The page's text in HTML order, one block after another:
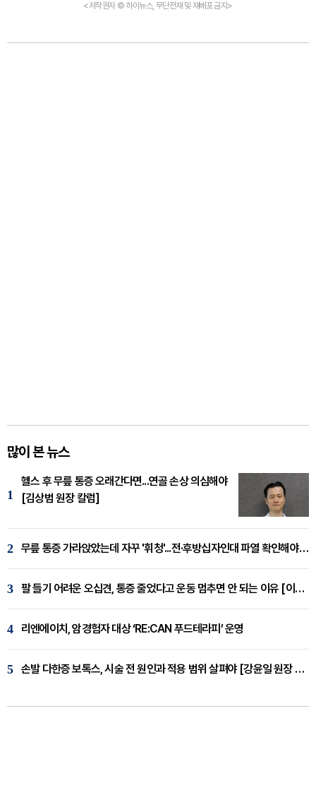
<저작권자 © 하이뉴스, 무단전재 및 재배포 금지>
많이 본 뉴스
1
헬스 후 무릎 통증 오래간다면...연골 손상 의심해야
[김상범 원장 칼럼]
2 무릎 통증 가라앉았는데 자꾸 '휘청'...전·후방십자인대 파열 확인해야 [곽우경 원장 칼럼]
3 팔 들기 어려운 오십견, 통증 줄었다고 운동 멈추면 안 되는 이유 [이병욱 원장 칼럼]
4 리엔에이치, 암경험자 대상 ‘RE:CAN 푸드테라피’ 운영
5 손발 다한증 보톡스, 시술 전 원인과 적용 범위 살펴야 [강윤일 원장 칼럼]